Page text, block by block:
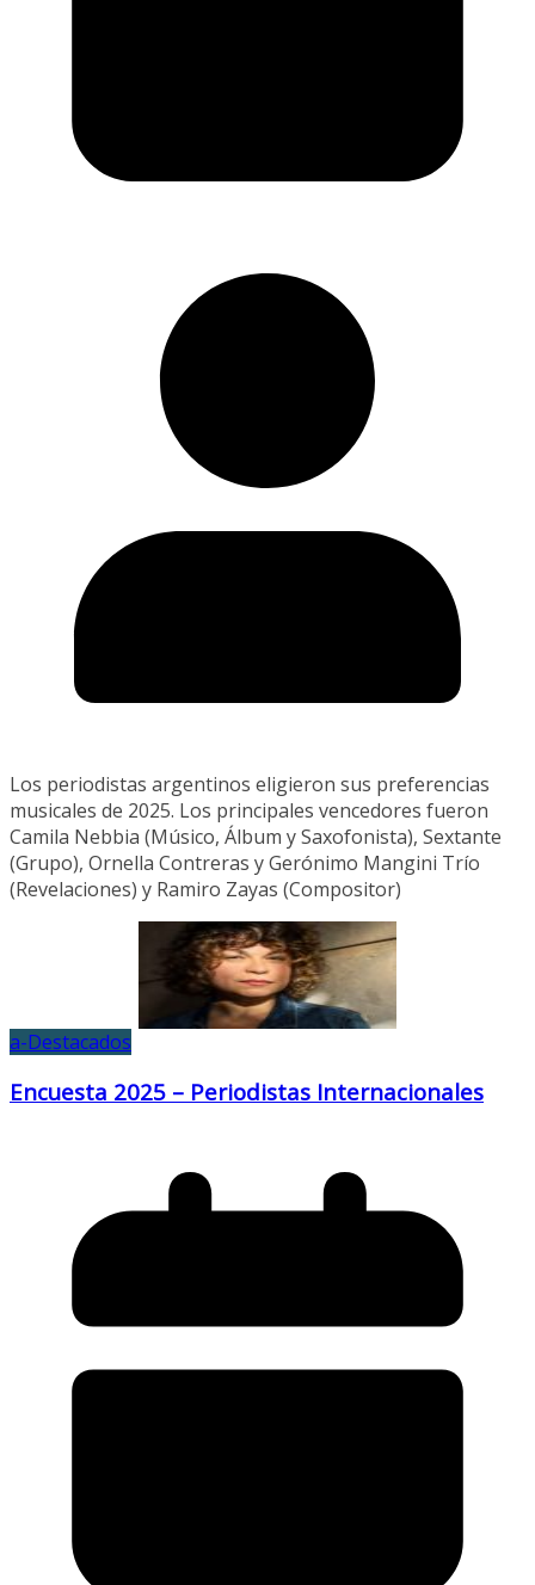
Los periodistas argentinos eligieron sus preferencias
musicales de 2025. Los principales vencedores fueron
Camila Nebbia (Músico, Álbum y Saxofonista), Sextante
(Grupo), Ornella Contreras y Gerónimo Mangini Trío
(Revelaciones) y Ramiro Zayas (Compositor)
a-Destacados
Encuesta 2025 – Periodistas Internacionales